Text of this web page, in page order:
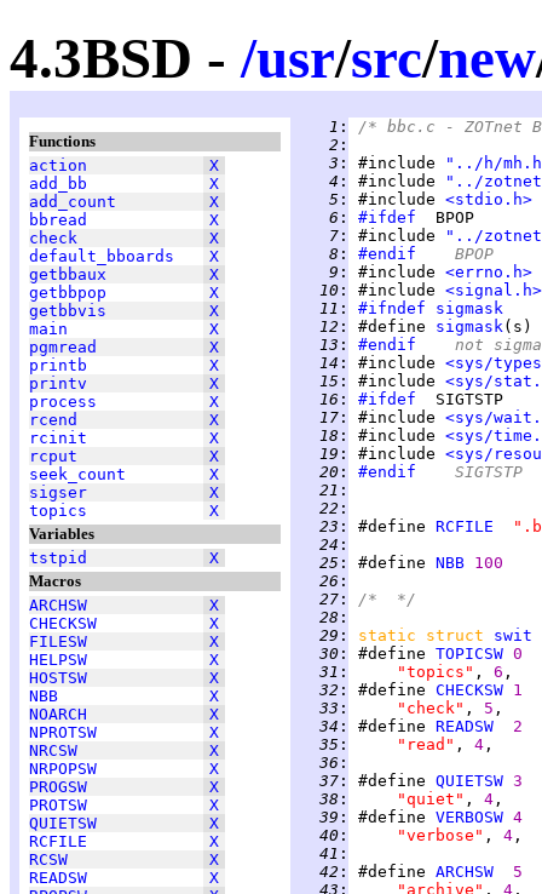
4.3BSD -/usr/src/new
Functions
action
X
add_bb
X
add_count
X
bbread
X
check
X
default_bboards
X
getbbaux
X
getbbpop
X
getbbvis
X
main
X
pgmread
X
printb
X
printv
X
process
X
rcend
X
rcinit
X
rcput
X
seek_count
X
sigser
X
topics
X
Variables
tstpid
X
Macros
ARCHSW
X
CHECKSW
X
FILESW
X
HELPSW
X
HOSTSW
X
NBB
X
NOARCH
X
NPROTSW
X
NRCSW
X
NRPOPSW
X
PROGSW
X
PROTSW
X
QUIETSW
X
RCFILE
X
RCSW
X
READSW
X
   1
:
/* bbc.c - ZOTnet
   2
:
   3
: #include
"../h/
   4
: #include
"../
   5
: #include <stdio.h>
   6
: #ifdef
   7
: #include
"../
   8
: #endif
	BPOP
   9
: #include <errno.h>
  10
: #include <signal.h>
  11
: #ifndef
sigmask
  12
: #define sigmask (s)
  13
: #endif
not
  14
: #include <sys/
  15
: #include <sys/
  16
: #ifdef
  17
: #include <sys/
  18
: #include <sys/
  19
: #include <sys/
  20
: #endif
	SIGTSTP
  21
:
  22
:
  23
: #define RCFILE
  24
:
  25
: #define NBB 100
  26
:
  27
:
/*  */
  28
:
  29
: static struct swit
  30
: #define TOPICSW 0
  31
: "topics" , 6
  32
: #define CHECKSW 1
  33
: "check" , 5
  34
: #define READSW
2
  35
: "read" , 4
  36
:
  37
: #define QUIETSW 3
  38
: "quiet" , 4
  39
: #define VERBOSW 4
  40
: "verbose" , 4
  41
:
  42
: #define ARCHSW
5
  43
: "archive" , 4